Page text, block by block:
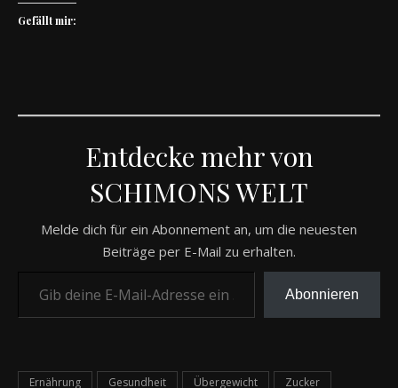
Gefällt mir:
Entdecke mehr von
SCHIMONS WELT
Melde dich für ein Abonnement an, um die neuesten
Beiträge per E-Mail zu erhalten.
Abonnieren
Ernährung Gesundheit Übergewicht Zucker